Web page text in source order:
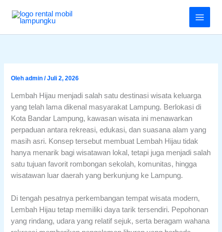
Olehadmin/Juli 2, 2026
Lembah Hijau menjadi salah satu destinasi wisata keluarga
yang telah lama dikenal masyarakat Lampung. Berlokasi di
Kota Bandar Lampung, kawasan wisata ini menawarkan
perpaduan antara rekreasi, edukasi, dan suasana alam yang
masih asri. Konsep tersebut membuat Lembah Hijau tidak
hanya menarik bagi wisatawan lokal, tetapi juga menjadi salah
satu tujuan favorit rombongan sekolah, komunitas, hingga
wisatawan luar daerah yang berkunjung ke Lampung.
Di tengah pesatnya perkembangan tempat wisata modern,
Lembah Hijau tetap memiliki daya tarik tersendiri. Pepohonan
yang rindang, udara yang relatif sejuk, serta beragam wahana